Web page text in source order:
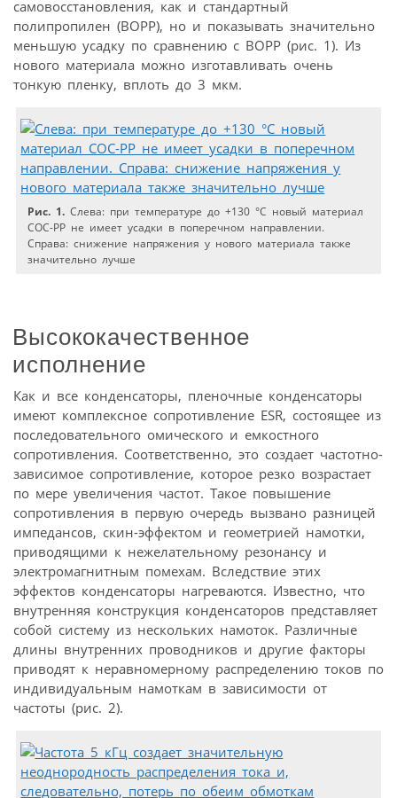
самовосстановления, как и стандартный
полипропилен (BOPP), но и показывать значительно
меньшую усадку по сравнению с BOPP (рис. 1). Из
нового материала можно изготавливать очень
тонкую пленку, вплоть до 3 мкм.
Рис. 1. Слева: при температуре до +130 °C новый материал
COC-PP не имеет усадки в поперечном направлении.
Справа: снижение напряжения у нового материала также
значительно лучше
Высококачественное
исполнение
Как и все конденсаторы, пленочные конденсаторы
имеют комплексное сопротивление ESR, состоящее из
последовательного омического и емкостного
сопротивления. Соответственно, это создает частотно-
зависимое сопротивление, которое резко возрастает
по мере увеличения частот. Такое повышение
сопротивления в первую очередь вызвано разницей
импедансов, скин-эффектом и геометрией намотки,
приводящими к нежелательному резонансу и
электромагнитным помехам. Вследствие этих
эффектов конденсаторы нагреваются. Известно, что
внутренняя конструкция конденсаторов представляет
собой систему из нескольких намоток. Различные
длины внутренних проводников и другие факторы
приводят к неравномерному распределению токов по
индивидуальным намоткам в зависимости от
частоты (рис. 2).